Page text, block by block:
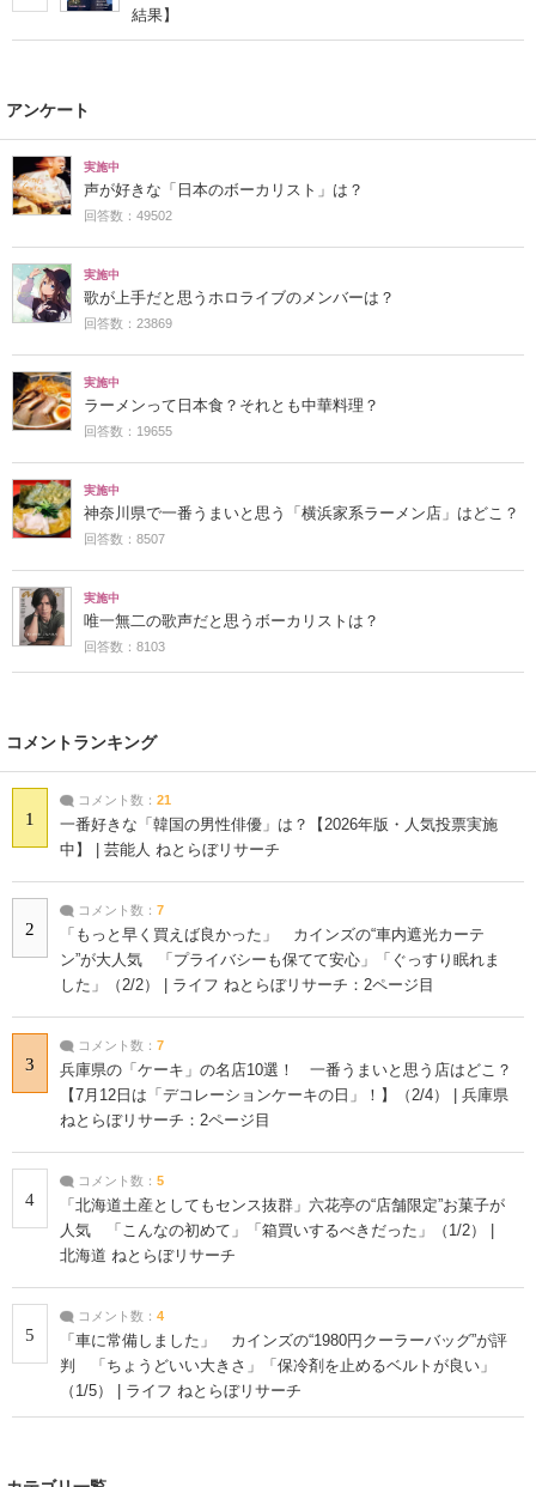
結果】
アンケート
実施中
声が好きな「日本のボーカリスト」は？
回答数：49502
実施中
歌が上手だと思うホロライブのメンバーは？
回答数：23869
実施中
ラーメンって日本食？それとも中華料理？
回答数：19655
実施中
神奈川県で一番うまいと思う「横浜家系ラーメン店」はどこ？
回答数：8507
実施中
唯一無二の歌声だと思うボーカリストは？
回答数：8103
コメントランキング
1
コメント数： 21
一番好きな「韓国の男性俳優」は？【2026年版・人気投票実施
中】 | 芸能人 ねとらぼリサーチ
2
コメント数： 7
「もっと早く買えば良かった」 カインズの“車内遮光カーテ
ン”が大人気 「プライバシーも保てて安心」「ぐっすり眠れま
した」（2/2） | ライフ ねとらぼリサーチ：2ページ目
3
コメント数： 7
兵庫県の「ケーキ」の名店10選！ 一番うまいと思う店はどこ？
【7月12日は「デコレーションケーキの日」！】（2/4） | 兵庫県
ねとらぼリサーチ：2ページ目
4
コメント数： 5
「北海道土産としてもセンス抜群」六花亭の“店舗限定”お菓子が
人気 「こんなの初めて」「箱買いするべきだった」（1/2） |
北海道 ねとらぼリサーチ
5
コメント数： 4
「車に常備しました」 カインズの“1980円クーラーバッグ”が評
判 「ちょうどいい大きさ」「保冷剤を止めるベルトが良い」
（1/5） | ライフ ねとらぼリサーチ